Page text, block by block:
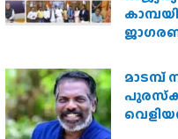
മാടമ്പ്